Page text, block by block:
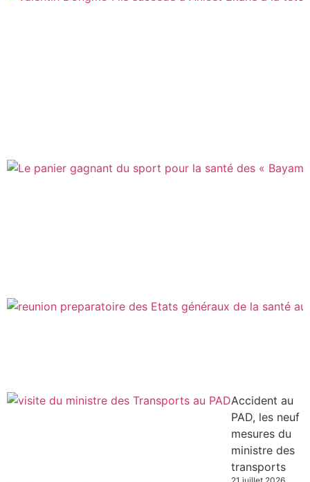
Accident au
PAD, les neuf
mesures du
ministre des
transports